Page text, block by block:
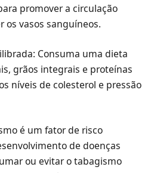
promover a circulação
os vasos sanguíneos.
Consuma uma dieta
grãos integrais e proteínas
níveis de colesterol e pressão
é um fator de risco
de doenças
ou evitar o tabagismo